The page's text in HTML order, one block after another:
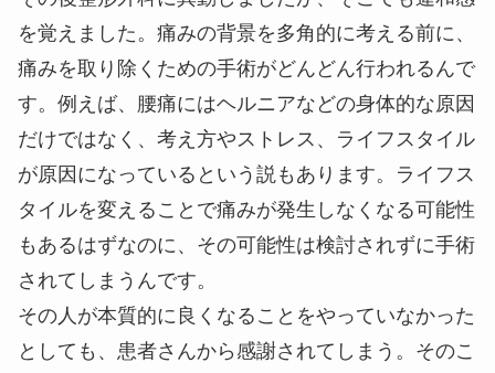
を覚えました。痛みの背景を多角的に考える前に、
痛みを取り除くための手術がどんどん行われるんで
す。例えば、腰痛にはヘルニアなどの身体的な原因
だけではなく、考え方やストレス、ライフスタイル
が原因になっているという説もあります。ライフス
タイルを変えることで痛みが発生しなくなる可能性
もあるはずなのに、その可能性は検討されずに手術
されてしまうんです。
その人が本質的に良くなることをやっていなかった
としても、患者さんから感謝されてしまう。そのこ